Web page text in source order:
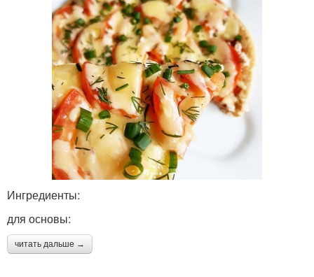
Ингредиенты:
для основы:
читать дальше →